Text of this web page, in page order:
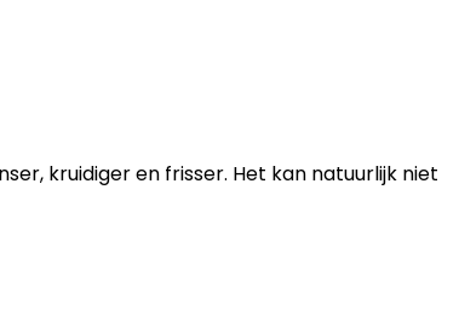
kruidiger en frisser. Het kan natuurlijk niet